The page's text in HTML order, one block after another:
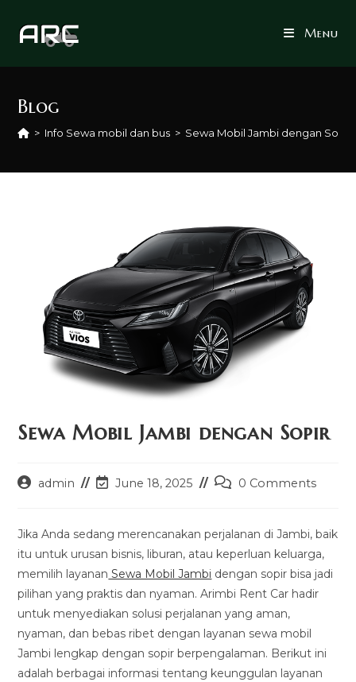
Menu
Blog
> Info Sewa mobil dan bus > Sewa Mobil Jambi dengan Sopir
Sewa Mobil Jambi dengan Sopir
Postadmin
PostJune 18, 2025
Post0 Comments
Jika Anda sedang merencanakan perjalanan di Jambi, baik
itu untuk urusan bisnis, liburan, atau keperluan keluarga,
memilih layanan Sewa Mobil Jambi dengan sopir bisa jadi
pilihan yang praktis dan nyaman. Arimbi Rent Car hadir
untuk menyediakan solusi perjalanan yang aman,
nyaman, dan bebas ribet dengan layanan sewa mobil
Jambi lengkap dengan sopir berpengalaman. Berikut ini
adalah berbagai informasi tentang keunggulan layanan